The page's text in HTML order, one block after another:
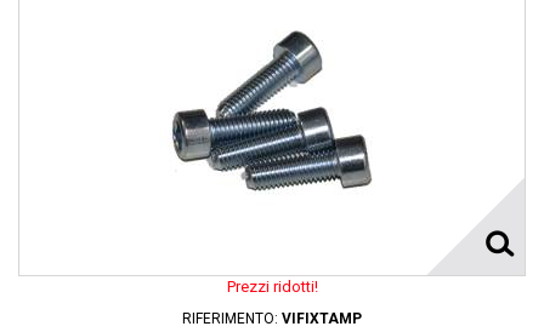
Prezzi ridotti!
RIFERIMENTO: VIFIXTAMP